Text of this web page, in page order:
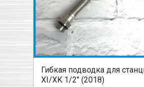
Гибкая подводка для
XI/XK 1/2" (2018)